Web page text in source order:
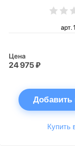
арт.
Цена
24 975 ₽
Добавить
Купить